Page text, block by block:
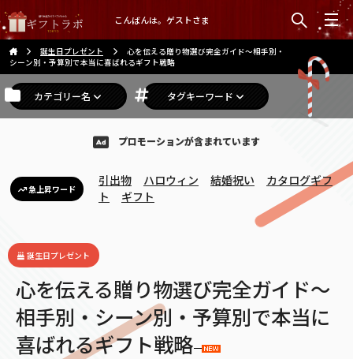
こんばんは。ゲストさま
誕生日プレゼント
心を伝える贈り物選び完全ガイド〜相手別・
シーン別・予算別で本当に喜ばれるギフト戦略
カテゴリー名 タグキーワード
プロモーションが含まれています
急上昇ワード
引出物 ハロウィン 結婚祝い
カタログギフ
ト
ギフト
誕生日プレゼント
心を伝える贈り物選び完全ガイド〜
相手別・シーン別・予算別で本当に
喜ばれるギフト戦略